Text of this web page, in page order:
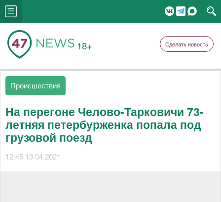
18+ Сделать новость
Происшествия
На перегоне Челово-Тарковичи 73-
летняя петербурженка попала под
грузовой поезд
12:45 13.04.2021